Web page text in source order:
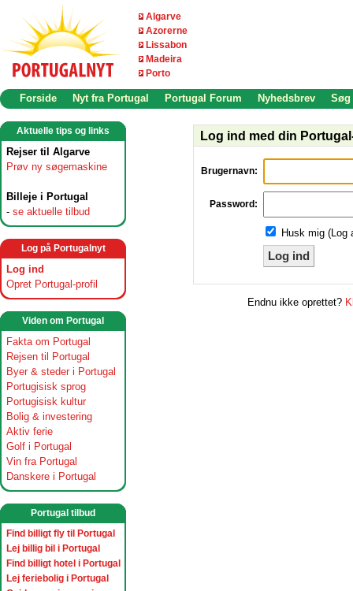
Algarve
Azorerne
Lissabon
Madeira
Porto
Forside Nyt fra Portugal Portugal Forum Nyhedsbrev Søg
Aktuelle tips og links
Rejser til Algarve
Prøv ny søgemaskine
Billeje i Portugal
- se aktuelle tilbud
Log på Portugalnyt
Log ind
Opret Portugal-profil
Viden om Portugal
Fakta om Portugal
Rejsen til Portugal
Byer & steder i Portugal
Portugisisk sprog
Portugisisk kultur
Bolig & investering
Aktiv ferie
Golf i Portugal
Vin fra Portugal
Danskere i Portugal
Portugal tilbud
Find billigt fly til Portugal
Lej billig bil i Portugal
Find billigt hotel i Portugal
Lej feriebolig i Portugal
Log ind med din
Brugernavn:
Password:
Husk mig (Log
Log ind
Endnu ikke oprettet?